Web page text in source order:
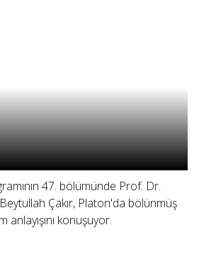
47. bölümünde Prof. Dr.
Çakır, Platon'da bölünmüş
anlayışını konuşuyor.